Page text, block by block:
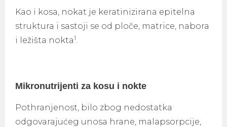
Kao i kosa, nokat je keratinizirana epitelna
struktura i sastoji se od ploče, matrice, nabora
i ležišta nokta1.
Mikronutrijenti za kosu i nokte
Pothranjenost, bilo zbog nedostatka
odgovarajućeg unosa hrane, malapsorpcije,